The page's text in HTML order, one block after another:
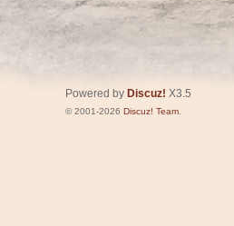
Powered by Discuz! X3.5
© 2001-2026 Discuz! Team